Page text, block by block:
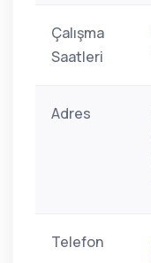
Çalışma
Saatleri
Adres
Telefon